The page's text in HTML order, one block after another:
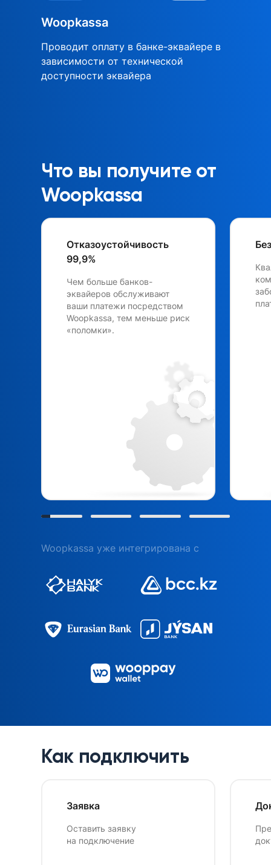
Woopkassa
Проводит оплату в банке-эквайере в
зависимости от технической
доступности эквайера
Что вы получите от
Woopkassa
Отказоустойчивость
99,9%
Чем больше банков-
эквайеров обслуживают
ваши платежи посредством
Woopkassa, тем меньше риск
«поломки».
Woopkassa уже интегрирована с
Как подключить
Заявка
Оставить заявку
на подключение